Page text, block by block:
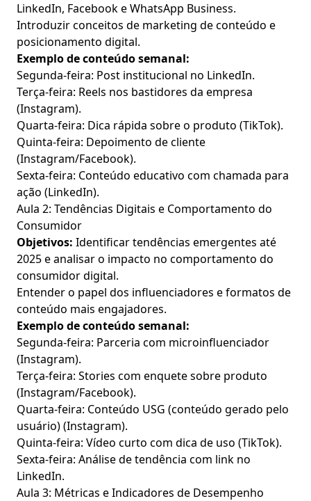
LinkedIn, Facebook e WhatsApp Business.
Introduzir conceitos de marketing de conteúdo e
posicionamento digital.
Exemplo de conteúdo semanal:
Segunda-feira: Post institucional no LinkedIn.
Terça-feira: Reels nos bastidores da empresa
(Instagram).
Quarta-feira: Dica rápida sobre o produto (TikTok).
Quinta-feira: Depoimento de cliente
(Instagram/Facebook).
Sexta-feira: Conteúdo educativo com chamada para
ação (LinkedIn).
Aula 2: Tendências Digitais e Comportamento do
Consumidor
Objetivos: Identificar tendências emergentes até
2025 e analisar o impacto no comportamento do
consumidor digital.
Entender o papel dos influenciadores e formatos de
conteúdo mais engajadores.
Exemplo de conteúdo semanal:
Segunda-feira: Parceria com microinfluenciador
(Instagram).
Terça-feira: Stories com enquete sobre produto
(Instagram/Facebook).
Quarta-feira: Conteúdo USG (conteúdo gerado pelo
usuário) (Instagram).
Quinta-feira: Vídeo curto com dica de uso (TikTok).
Sexta-feira: Análise de tendência com link no
LinkedIn.
Aula 3: Métricas e Indicadores de Desempenho